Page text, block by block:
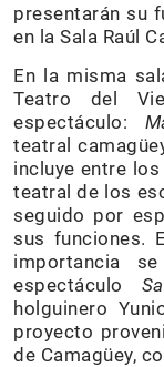
presentarán su
en la Sala Raúl
En la misma
Teatro del
espectáculo:
teatral
incluye entre
teatral de los
seguido por
sus funciones.
importancia
espectáculo
holguinero
proyecto
de Camagüey,